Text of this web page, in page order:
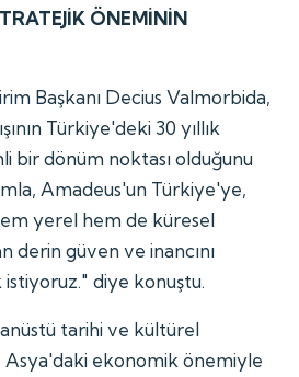
ÖNEMİNİN
Başkanı Decius Valmorbida,
Türkiye'deki 30 yıllık
bir dönüm noktası olduğunu
Amadeus'un Türkiye'ye,
yerel hem de küresel
derin güven ve inancını
diye konuştu.
tarihi ve kültürel
Asya'daki ekonomik önemiyle